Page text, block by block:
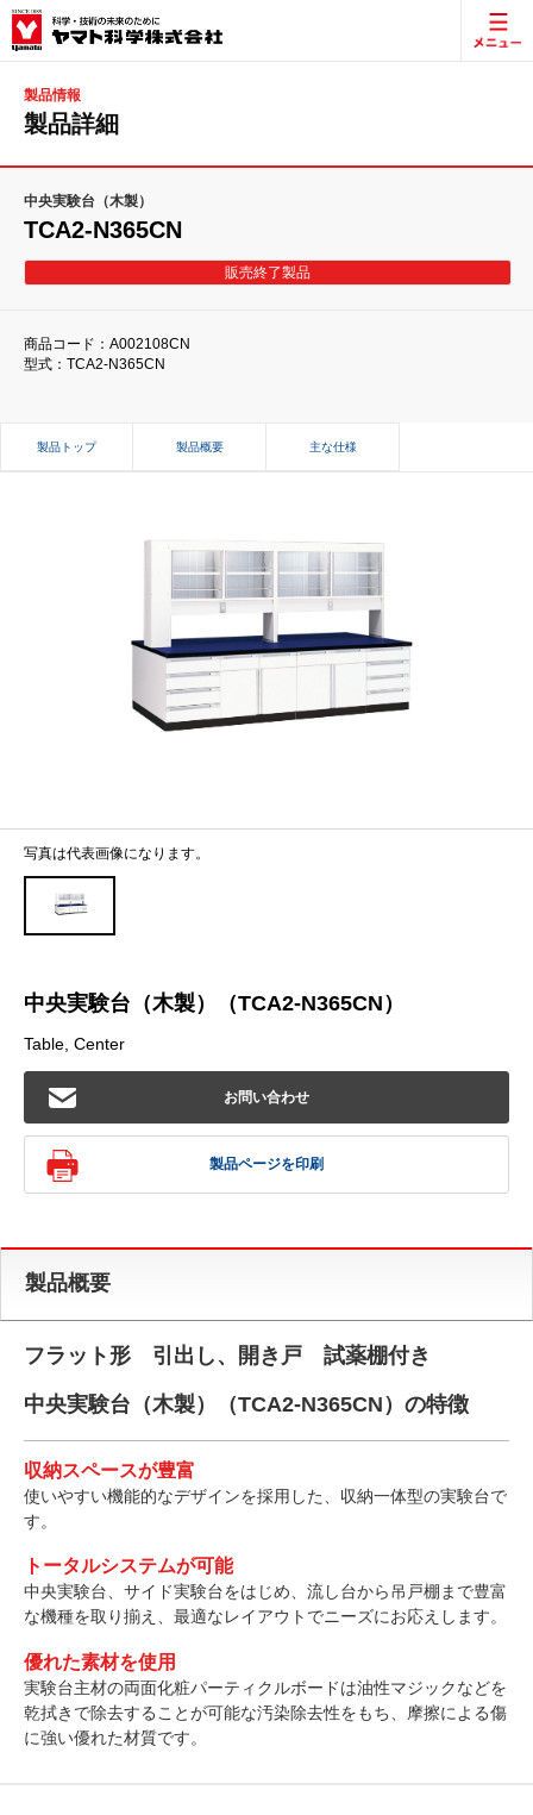
製品情報
製品詳細
中央実験台（木製）
TCA2-N365CN
販売終了製品
商品コード：A002108CN
型式：TCA2-N365CN
製品トップ 製品概要 主な仕様
写真は代表画像になります。
中央実験台（木製）（TCA2-N365CN）
Table, Center
お問い合わせ
製品ページを印刷
製品概要
フラット形 引出し、開き戸 試薬棚付き
中央実験台（木製）（TCA2-N365CN）の特徴
収納スペースが豊富
使いやすい機能的なデザインを採用した、収納一体型の実験台で
す。
トータルシステムが可能
中央実験台、サイド実験台をはじめ、流し台から吊戸棚まで豊富
な機種を取り揃え、最適なレイアウトでニーズにお応えします。
優れた素材を使用
実験台主材の両面化粧パーティクルボードは油性マジックなどを
乾拭きで除去することが可能な汚染除去性をもち、摩擦による傷
に強い優れた材質です。